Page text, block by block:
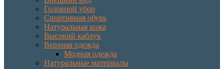
Головной убор
Спортивная обувь
Натуральная кожа
Высокий каблук
Верхняя одежда
Модная одежда
Натуральные материалы